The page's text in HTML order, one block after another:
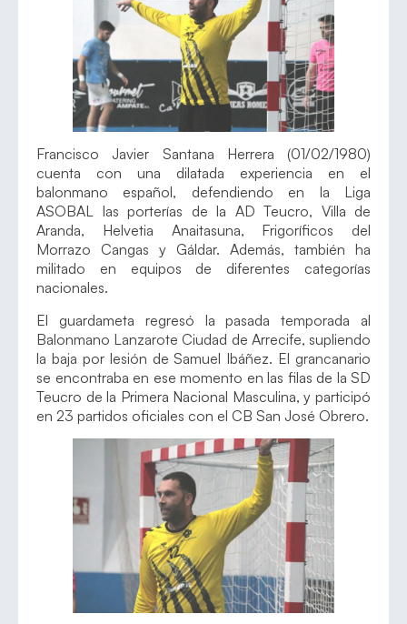
Francisco Javier Santana Herrera (01/02/1980)
cuenta con una dilatada experiencia en el
balonmano español, defendiendo en la Liga
ASOBAL las porterías de la AD Teucro, Villa de
Aranda, Helvetia Anaitasuna, Frigoríficos del
Morrazo Cangas y Gáldar. Además, también ha
militado en equipos de diferentes categorías
nacionales.
El guardameta regresó la pasada temporada al
Balonmano Lanzarote Ciudad de Arrecife, supliendo
la baja por lesión de Samuel Ibáñez. El grancanario
se encontraba en ese momento en las filas de la SD
Teucro de la Primera Nacional Masculina, y participó
en 23 partidos oficiales con el CB San José Obrero.